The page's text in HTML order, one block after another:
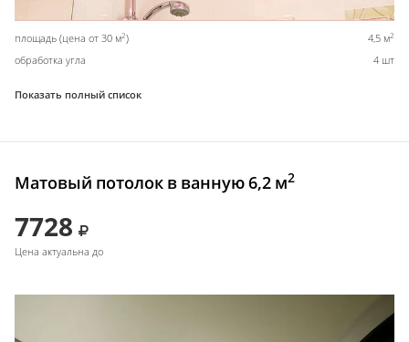
площадь (цена от 30 м2) 4,5 м2
обработка угла 4 шт
Показать полный список
Матовый потолок в ванную 6,2 м2
7728
Цена актуальна до